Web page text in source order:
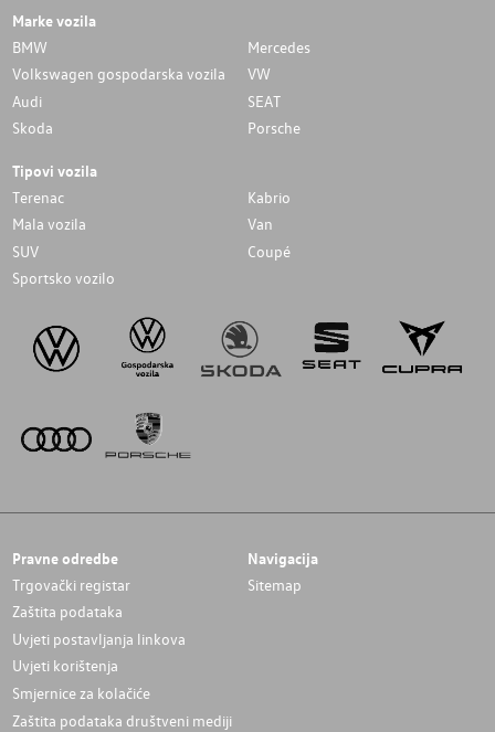
Marke vozila
BMW
Mercedes
Volkswagen gospodarska vozila
VW
Audi
SEAT
Skoda
Porsche
Tipovi vozila
Terenac
Kabrio
Mala vozila
Van
SUV
Coupé
Sportsko vozilo
Pravne odredbe
Trgovački registar
Zaštita podataka
Uvjeti postavljanja linkova
Uvjeti korištenja
Smjernice za kolačiće
Zaštita podataka društveni mediji
Navigacija
Sitemap